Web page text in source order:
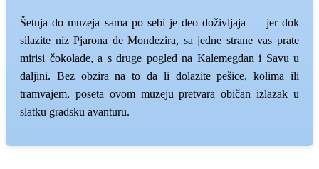
Šetnja do muzeja sama po sebi je deo doživljaja — jer dok
silazite niz Pjarona de Mondezira, sa jedne strane vas prate
mirisi čokolade, a s druge pogled na Kalemegdan i Savu u
daljini. Bez obzira na to da li dolazite pešice, kolima ili
tramvajem, poseta ovom muzeju pretvara običan izlazak u
slatku gradsku avanturu.